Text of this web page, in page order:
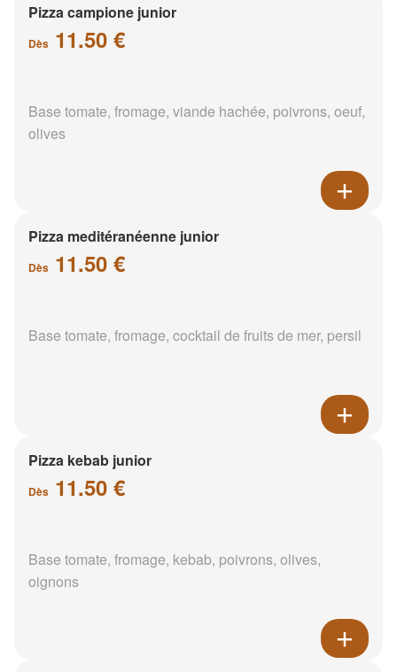
Pizza campione junior
Dès 11.50 €
Base tomate, fromage, viande hachée, poivrons, oeuf,
olives
Pizza meditéranéenne junior
Dès 11.50 €
Base tomate, fromage, cocktail de fruits de mer, persil
Pizza kebab junior
Dès 11.50 €
Base tomate, fromage, kebab, poivrons, olives,
oignons